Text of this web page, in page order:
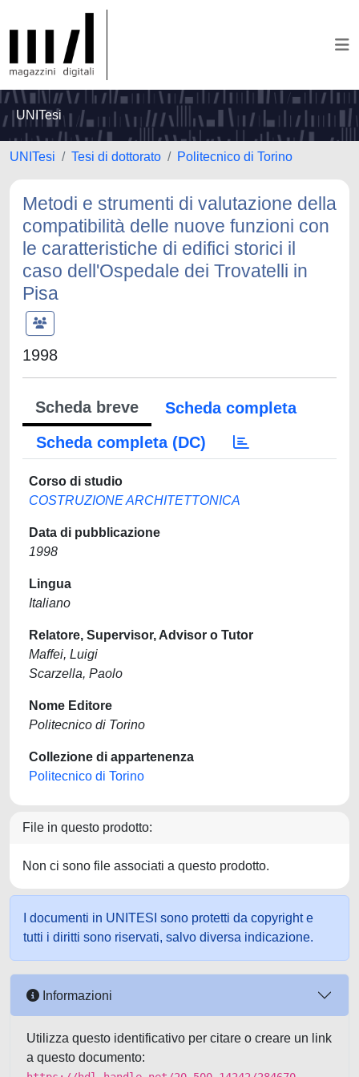
UNITesi
UNITesi Tesi di dottorato Politecnico di Torino
Metodi e strumenti di valutazione della
compatibilità delle nuove funzioni con
le caratteristiche di edifici storici il
caso dell'Ospedale dei Trovatelli in
Pisa
1998
Scheda breve
Scheda completa
Scheda completa (DC)
Corso di studio
COSTRUZIONE ARCHITETTONICA
Data di pubblicazione
1998
Lingua
Italiano
Relatore, Supervisor, Advisor o Tutor
Maffei, Luigi
Scarzella, Paolo
Nome Editore
Politecnico di Torino
Collezione di appartenenza
Politecnico di Torino
File in questo prodotto:
Non ci sono file associati a questo prodotto.
I documenti in UNITESI sono protetti da copyright e
tutti i diritti sono riservati, salvo diversa indicazione.
Informazioni
Utilizza questo identificativo per citare o creare un link
a questo documento: